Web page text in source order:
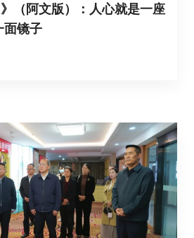
（阿文版）：人心就是一座
面镜子